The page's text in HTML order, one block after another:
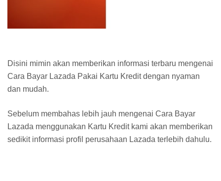
Disini mimin akan memberikan informasi terbaru mengenai
Cara Bayar Lazada Pakai Kartu Kredit dengan nyaman
dan mudah.
Sebelum membahas lebih jauh mengenai Cara Bayar
Lazada menggunakan Kartu Kredit kami akan memberikan
sedikit informasi profil perusahaan Lazada terlebih dahulu.